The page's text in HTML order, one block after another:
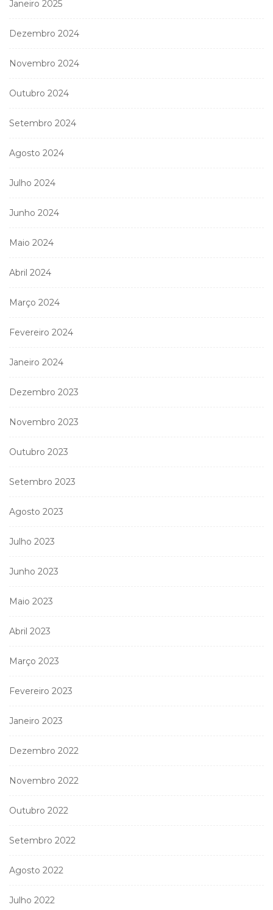
Janeiro 2025
Dezembro 2024
Novembro 2024
Outubro 2024
Setembro 2024
Agosto 2024
Julho 2024
Junho 2024
Maio 2024
Abril 2024
Março 2024
Fevereiro 2024
Janeiro 2024
Dezembro 2023
Novembro 2023
Outubro 2023
Setembro 2023
Agosto 2023
Julho 2023
Junho 2023
Maio 2023
Abril 2023
Março 2023
Fevereiro 2023
Janeiro 2023
Dezembro 2022
Novembro 2022
Outubro 2022
Setembro 2022
Agosto 2022
Julho 2022